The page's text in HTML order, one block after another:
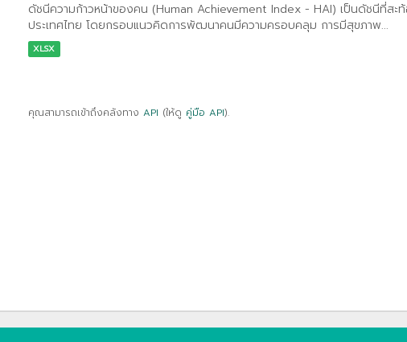
ดัชนีความก้าวหน้าของคน (Human Achievement Index - HAI) เป็นดัชนีที่ส
ประเทศไทย โดยกรอบแนวคิดการพัฒนาคนมีความครอบคลุม การมีสุขภาพ...
XLSX
คุณสามารถเข้าถึงคลังทาง API (ให้ดู คู่มือ API).